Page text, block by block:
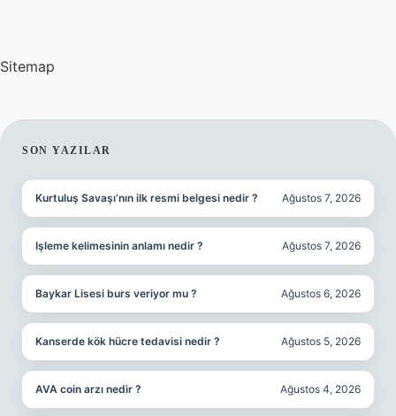
Sitemap
SIDEBAR
SON YAZILAR
Kurtuluş Savaşı’nın ilk resmi belgesi nedir ? Ağustos 7, 2026
Işleme kelimesinin anlamı nedir ? Ağustos 7, 2026
Baykar Lisesi burs veriyor mu ? Ağustos 6, 2026
Kanserde kök hücre tedavisi nedir ? Ağustos 5, 2026
AVA coin arzı nedir ? Ağustos 4, 2026